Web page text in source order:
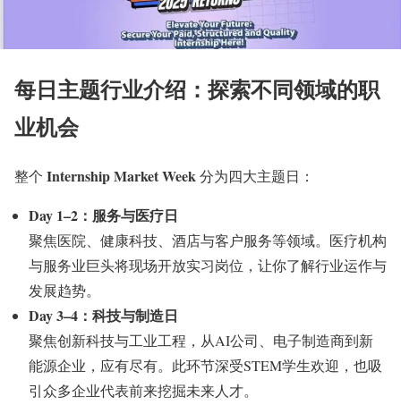
每日主题行业介绍：探索不同领域的职
业机会
整个 Internship Market Week 分为四大主题日：
Day 1–2：服务与医疗日
聚焦医院、健康科技、酒店与客户服务等领域。医疗机构
与服务业巨头将现场开放实习岗位，让你了解行业运作与
发展趋势。
Day 3–4：科技与制造日
聚焦创新科技与工业工程，从AI公司、电子制造商到新
能源企业，应有尽有。此环节深受STEM学生欢迎，也吸
引众多企业代表前来挖掘未来人才。